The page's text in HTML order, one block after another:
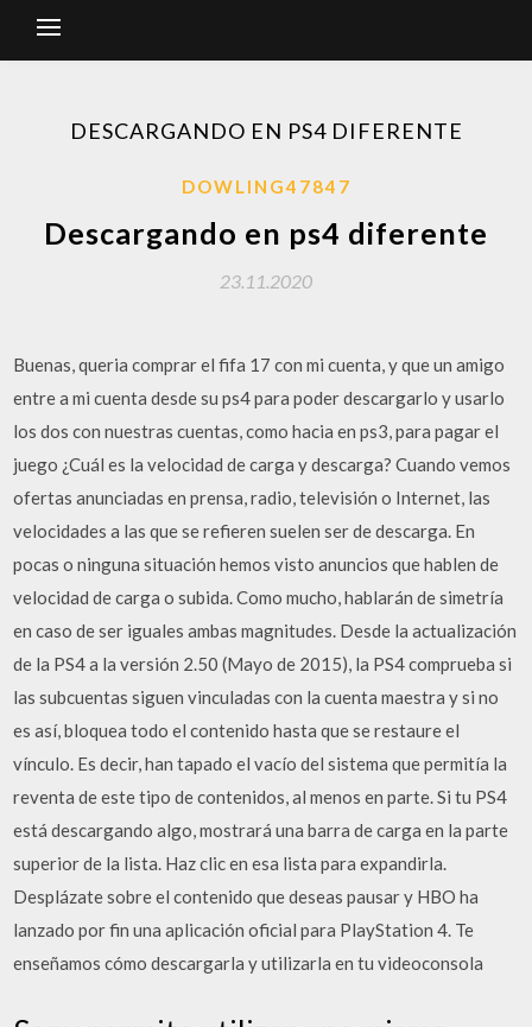
DESCARGANDO EN PS4 DIFERENTE
DOWLING47847
Descargando en ps4 diferente
23.11.2020
Buenas, queria comprar el fifa 17 con mi cuenta, y que un amigo
entre a mi cuenta desde su ps4 para poder descargarlo y usarlo
los dos con nuestras cuentas, como hacia en ps3, para pagar el
juego ¿Cuál es la velocidad de carga y descarga? Cuando vemos
ofertas anunciadas en prensa, radio, televisión o Internet, las
velocidades a las que se refieren suelen ser de descarga. En
pocas o ninguna situación hemos visto anuncios que hablen de
velocidad de carga o subida. Como mucho, hablarán de simetría
en caso de ser iguales ambas magnitudes. Desde la actualización
de la PS4 a la versión 2.50 (Mayo de 2015), la PS4 comprueba si
las subcuentas siguen vinculadas con la cuenta maestra y si no
es así, bloquea todo el contenido hasta que se restaure el
vínculo. Es decir, han tapado el vacío del sistema que permitía la
reventa de este tipo de contenidos, al menos en parte. Si tu PS4
está descargando algo, mostrará una barra de carga en la parte
superior de la lista. Haz clic en esa lista para expandirla.
Desplázate sobre el contenido que deseas pausar y HBO ha
lanzado por fin una aplicación oficial para PlayStation 4. Te
enseñamos cómo descargarla y utilizarla en tu videoconsola